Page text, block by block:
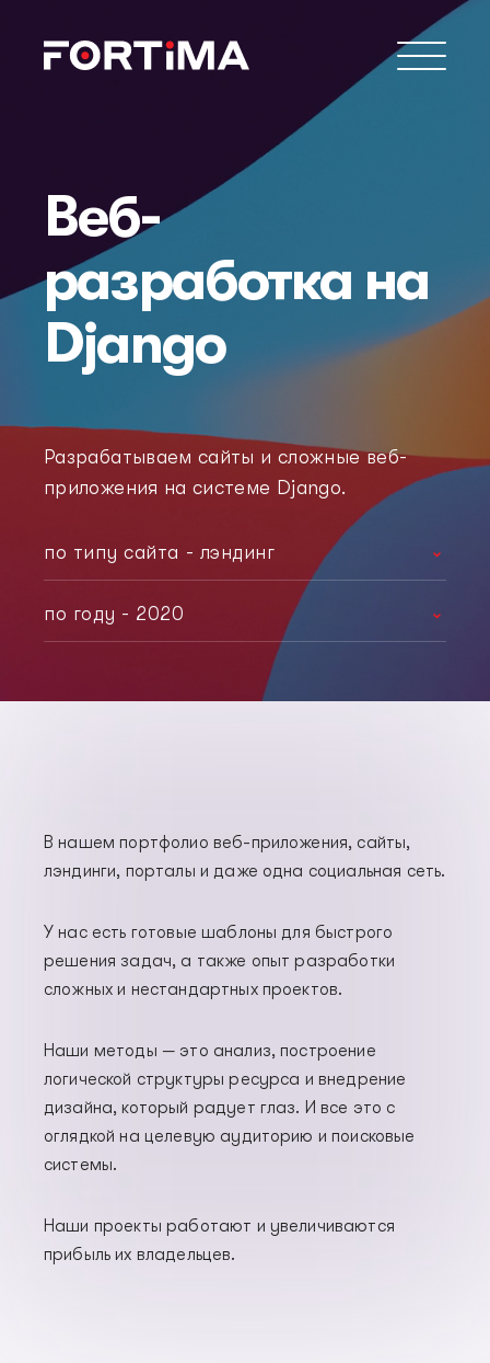
Веб-
разработка на
Django
Разрабатываем сайты и сложные веб-
приложения на системе Django.
по типу сайта - лэндинг
любой тип
корпоративный сайт
интернет-магазин
по году - 2020
2017
В нашем портфолио веб-приложения, сайты,
лэндинги, порталы и даже одна социальная сеть.
У нас есть готовые шаблоны для быстрого
решения задач, а также опыт разработки
сложных и нестандартных проектов.
Наши методы — это анализ, построение
логической структуры ресурса и внедрение
дизайна, который радует глаз. И все это с
оглядкой на целевую аудиторию и поисковые
системы.
Наши проекты работают и увеличиваются
прибыль их владельцев.